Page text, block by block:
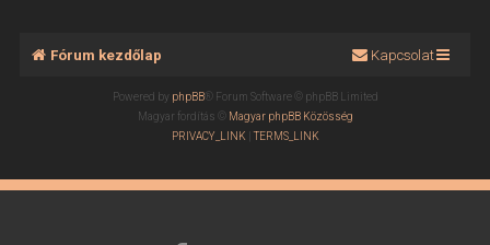
Fórum kezdőlap Kapcsolat
Powered by phpBB® Forum Software © phpBB Limited
Magyar fordítás ©
Magyar phpBB Közösség
PRIVACY_LINK| TERMS_LINK